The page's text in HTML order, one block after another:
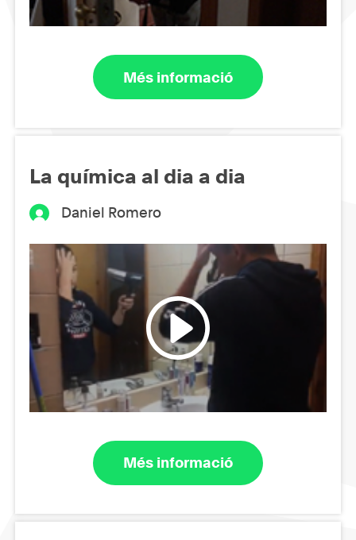
Més informació
La química al dia a dia
Daniel Romero
Més informació